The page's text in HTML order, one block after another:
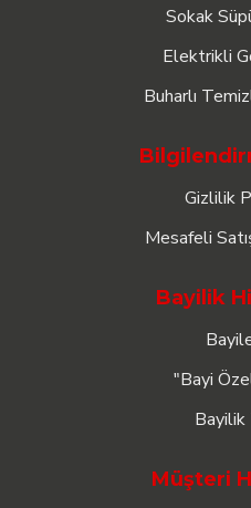
Sokak
Elektrikli
Buharlı
Gizlilik
Mesafeli
Bayilik
"Bayi
Müşteri